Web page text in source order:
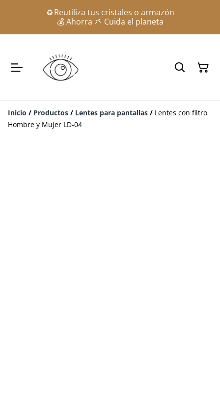
♻️ Reutiliza tus cristales o armazón
💰 Ahorra 🌱 Cuida el planeta
Inicio / Productos / Lentes para pantallas / Lentes con filtro
Hombre y Mujer LD-04